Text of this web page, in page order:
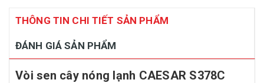
THÔNG TIN CHI TIẾT SẢN PHẨM
ĐÁNH GIÁ SẢN PHẨM
Vòi sen cây nóng lạnh CAESAR S378C